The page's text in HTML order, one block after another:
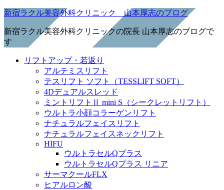
新宿ラクル美容外科クリニック 山本厚志のブログ
新宿ラクル美容外科クリニックの院長 山本厚志のブログで
す
リフトアップ・若返り
アルテミスリフト
テスリフト ソフト（TESSLIFT SOFT）
4Dデュアルスレッド
ミントリフトⅡ mini S（シークレットリフト）
ウルトラ小顔コラーゲンリフト
ナチュラルフェイスリフト
ナチュラルフェイスネックリフト
HIFU
ウルトラセルQプラス
ウルトラセルQプラス リニア
サーマクールFLX
ヒアルロン酸